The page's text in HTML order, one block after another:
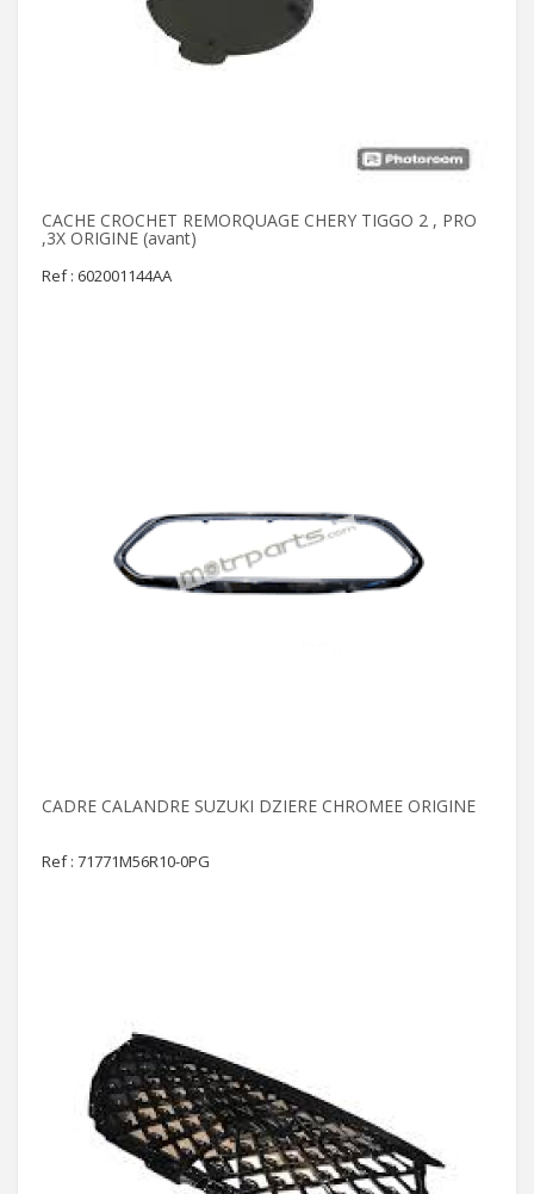
CACHE CROCHET REMORQUAGE CHERY TIGGO 2 , PRO
,3X ORIGINE (avant)
Ref : 602001144AA
CADRE CALANDRE SUZUKI DZIERE CHROMEE ORIGINE
Ref : 71771M56R10-0PG